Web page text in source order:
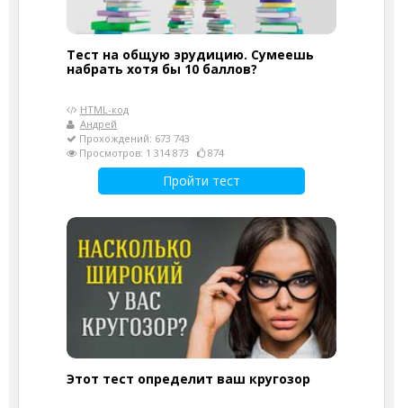
Тест на общую эрудицию. Сумеешь
набрать хотя бы 10 баллов?
HTML-код
Андрей
Прохождений: 673 743
Просмотров: 1 314 873
874
Пройти тест
Этот тест определит ваш кругозор